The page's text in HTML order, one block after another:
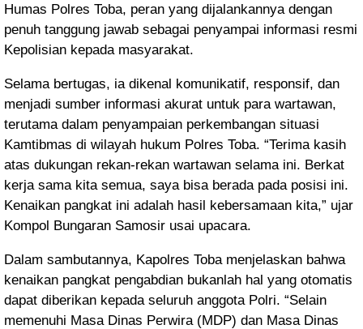
Humas Polres Toba, peran yang dijalankannya dengan
penuh tanggung jawab sebagai penyampai informasi resmi
Kepolisian kepada masyarakat.
Selama bertugas, ia dikenal komunikatif, responsif, dan
menjadi sumber informasi akurat untuk para wartawan,
terutama dalam penyampaian perkembangan situasi
Kamtibmas di wilayah hukum Polres Toba. “Terima kasih
atas dukungan rekan-rekan wartawan selama ini. Berkat
kerja sama kita semua, saya bisa berada pada posisi ini.
Kenaikan pangkat ini adalah hasil kebersamaan kita,” ujar
Kompol Bungaran Samosir usai upacara.
Dalam sambutannya, Kapolres Toba menjelaskan bahwa
kenaikan pangkat pengabdian bukanlah hal yang otomatis
dapat diberikan kepada seluruh anggota Polri. “Selain
memenuhi Masa Dinas Perwira (MDP) dan Masa Dinas